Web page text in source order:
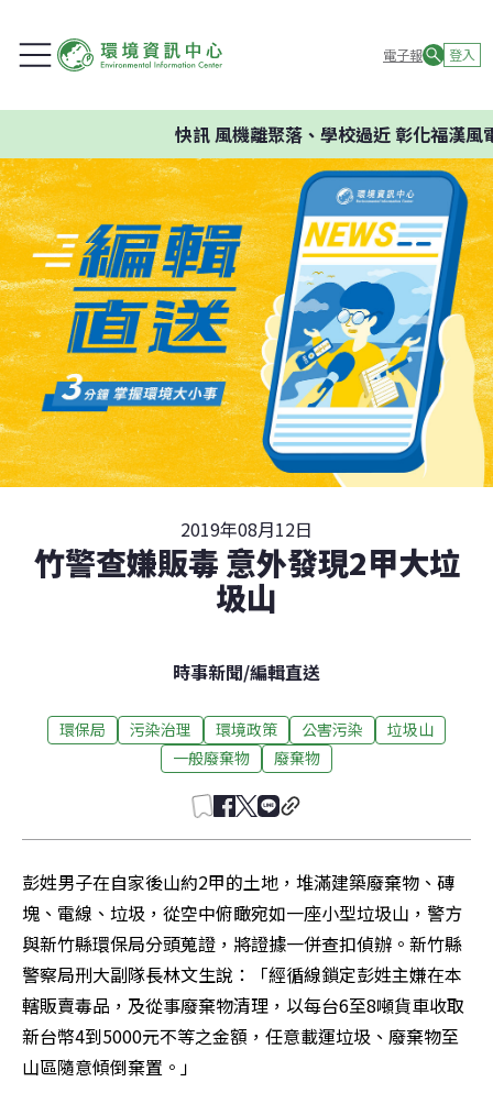
電子報 登入
快訊風機離聚落、學校過近 彰化福漢風
2019年08月12日
竹警查嫌販毒 意外發現2甲大垃
圾山
時事新聞/編輯直送
環保局 污染治理 環境政策 公害污染
垃圾山
一般廢棄物
廢棄物
彭姓男子在自家後山約2甲的土地，堆滿建築廢棄物、磚
塊、電線、垃圾，從空中俯瞰宛如一座小型垃圾山，警方
與新竹縣環保局分頭蒐證，將證據一併查扣偵辦。新竹縣
警察局刑大副隊長林文生說：「經循線鎖定彭姓主嫌在本
轄販賣毒品，及從事廢棄物清理，以每台6至8噸貨車收取
新台幣4到5000元不等之金額，任意載運垃圾、廢棄物至
山區隨意傾倒棄置。」